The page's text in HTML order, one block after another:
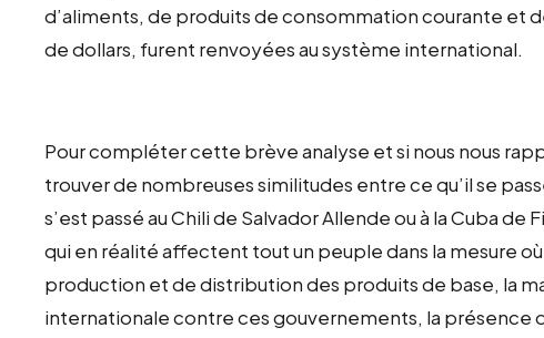
d’aliments, de produits de consommation courante et
de dollars, furent renvoyées au système international.
Pour compléter cette brève analyse et si nous nous
trouver de nombreuses similitudes entre ce qu’il se
s’est passé au Chili de Salvador Allende ou à la Cuba
qui en réalité affectent tout un peuple dans la mesure
production et de distribution des produits de base, la
internationale contre ces gouvernements, la présence